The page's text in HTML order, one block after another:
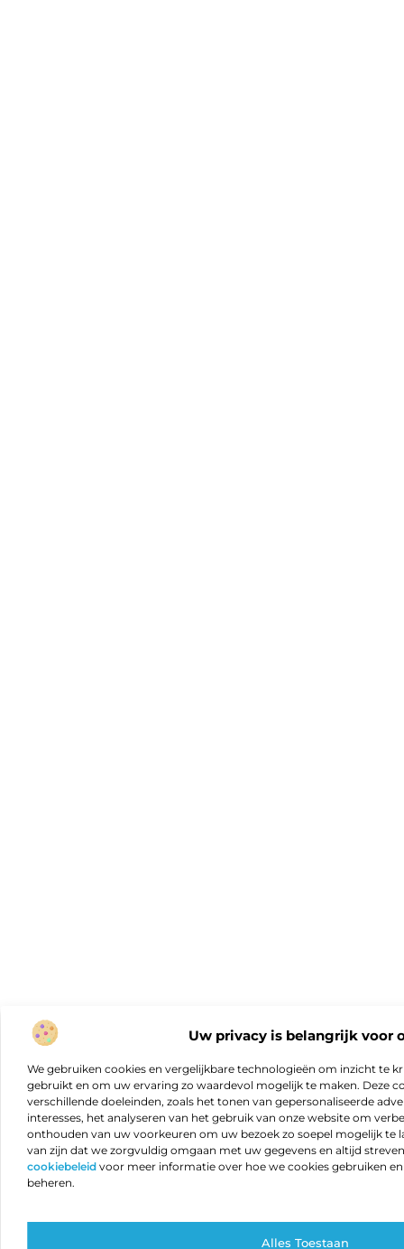
Uw privacy is belangrijk voor
We gebruiken cookies en vergelijkbare technologieën om inzicht te
gebruikt en om uw ervaring zo waardevol mogelijk te maken. Deze
verschillende doeleinden, zoals het tonen van gepersonaliseerde
interesses, het analyseren van het gebruik van onze website om
onthouden van uw voorkeuren om uw bezoek zo soepel mogelijk te
van zijn dat we zorgvuldig omgaan met uw gegevens en altijd
cookiebeleid voor meer informatie over hoe we cookies gebruiken
beheren.
Alles Toestaan